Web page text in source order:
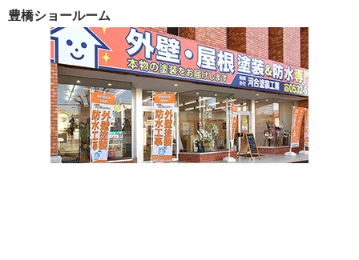
豊橋ショールーム